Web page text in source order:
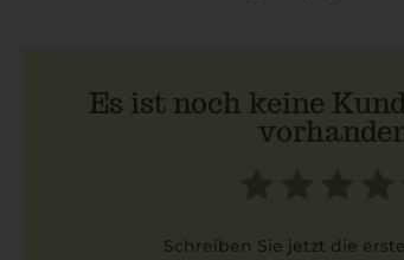
Es ist noch keine
Schreiben Sie jetzt die